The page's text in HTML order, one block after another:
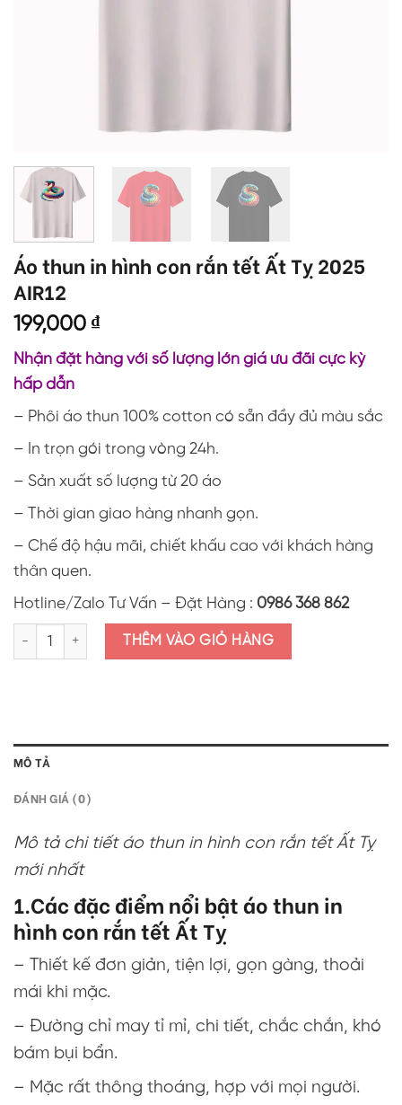
Áo thun in hình con rắn tết Ất Tỵ 2025
AIR12
199,000 ₫
Nhận đặt hàng với số lượng lớn giá ưu đãi cực kỳ
hấp dẫn
– Phôi áo thun 100% cotton có sẵn đầy đủ màu sắc
– In trọn gói trong vòng 24h.
– Sản xuất số lượng từ 20 áo
– Thời gian giao hàng nhanh gọn.
– Chế độ hậu mãi, chiết khấu cao với khách hàng
thân quen.
Hotline/Zalo Tư Vấn – Đặt Hàng : 0986 368 862
Áo thun in hình con rắn tết Ất Tỵ 2025 AIR12 số lượng
THÊM VÀO GIỎ HÀNG
MÔ TẢ
ĐÁNH GIÁ (0)
Mô tả chi tiết áo thun in hình con rắn tết Ất Tỵ
mới nhất
1.Các đặc điểm nổi bật áo thun in
hình con rắn tết Ất Tỵ
– Thiết kế đơn giản, tiện lợi, gọn gàng, thoải
mái khi mặc.
– Đường chỉ may tỉ mỉ, chi tiết, chắc chắn, khó
bám bụi bẩn.
– Mặc rất thông thoáng, hợp với mọi người.